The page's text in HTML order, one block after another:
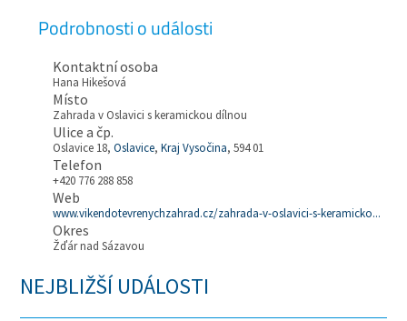
Podrobnosti o události
Kontaktní osoba
Hana Hikešová
Místo
Zahrada v Oslavici s keramickou dílnou
Ulice a čp.
Oslavice 18,Oslavice,Kraj Vysočina, 594 01
Telefon
+420 776 288 858
Web
www.vikendotevrenychzahrad.cz/zahrada-v-oslavici-s-keramicko...
Okres
Žďár nad Sázavou
NEJBLIŽŠÍ UDÁLOSTI